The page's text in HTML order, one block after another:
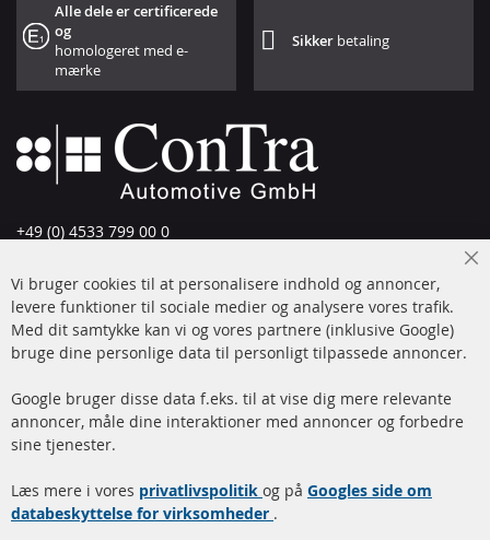
Alle dele er certificerede
og
homologeret med e-
mærke
Sikker betaling
+49 (0) 4533 799 00 0
info@contra-automotive.de
www.contra-automotive.de
Facebook
Instagram
Hurtige links
Dieselpartikelfilter (DPF)
rengøring
Katalysator (KAT)
Kundeservice
Betalingsmetoder
Kontakt
Vi bruger cookies til at personalisere indhold og annoncer,
levere funktioner til sociale medier og analysere vores trafik.
Med dit samtykke kan vi og vores partnere (inklusive Google)
bruge dine personlige data til personligt tilpassede annoncer.
Google bruger disse data f.eks. til at vise dig mere relevante
annoncer, måle dine interaktioner med annoncer og forbedre
sine tjenester.
Læs mere i vores privatlivspolitik og på Googles side om
databeskyttelse for virksomheder .